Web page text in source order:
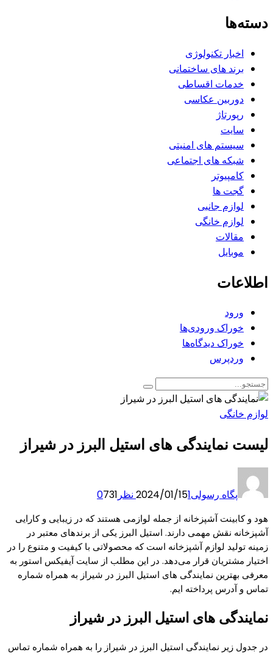
دسته‌ها
اخبار تکنولوژی
برند های ساختمانی
خدمات اقساطی
دوربین عکاسی
رپورتاژ
سایت
سیستم های امنیتی
شبکه های اجتماعی
کامپیوتر
گجت ها
لوازم جانبی
لوازم خانگی
مقالات
موبایل
اطلاعات
ورود
خوراک ورودی‌ها
خوراک دیدگاه‌ها
وردپرس
لوازم خانگی
لیست نمایندگی های استیل البرز در شیراز
پگاه رسولی 2024/01/151 نظر 0731
هود و کابینت آشپزخانه از جمله لوازمی هستند که در زیبایی و کارایی
آشپزخانه نقش مهمی دارند. استیل البرز یکی از برندهای معتبر در
زمینه تولید لوازم آشپزخانه است که محصولاتی با کیفیت و متنوع را در
اختیار مشتریان قرار می‌دهد. در این مطلب از سایت آیفیکس استور به
معرفی بهترین نمایندگی های استیل البرز در شیراز به همراه شماره
تماس و آدرس پرداخته ایم.
نمایندگی های استیل البرز در شیراز
در جدول زیر نمایندگی استیل البرز در شیراز را به همراه شماره تماس